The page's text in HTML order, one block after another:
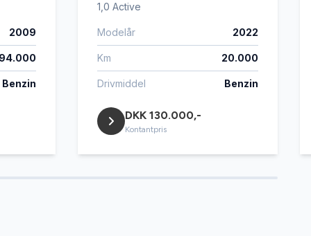
2009
Benzin
1,0 Active
Modelår 2022
Km 20.000
Drivmiddel Benzin
DKK 130.000,-
Kontantpris